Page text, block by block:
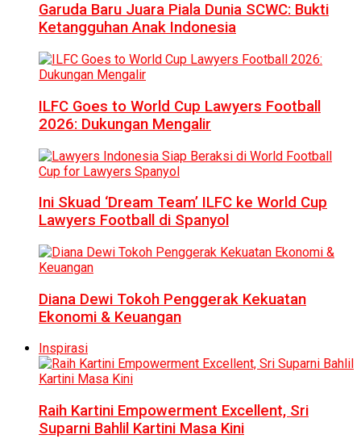
Garuda Baru Juara Piala Dunia SCWC: Bukti
Ketangguhan Anak Indonesia
ILFC Goes to World Cup Lawyers Football
2026: Dukungan Mengalir
Ini Skuad ‘Dream Team’ ILFC ke World Cup
Lawyers Football di Spanyol
Diana Dewi Tokoh Penggerak Kekuatan
Ekonomi & Keuangan
Inspirasi
Raih Kartini Empowerment Excellent, Sri
Suparni Bahlil Kartini Masa Kini